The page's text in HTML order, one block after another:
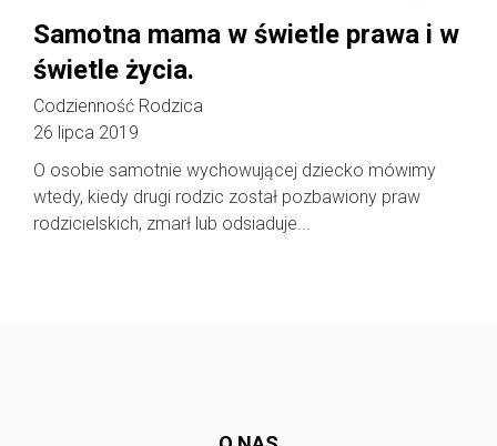
Samotna mama w świetle prawa i w
świetle życia.
Codzienność Rodzica
26 lipca 2019
O osobie samotnie wychowującej dziecko mówimy
wtedy, kiedy drugi rodzic został pozbawiony praw
rodzicielskich, zmarł lub odsiaduje...